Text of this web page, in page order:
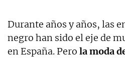
Durante años y años, las
negro han sido el eje de
en España. Pero la moda